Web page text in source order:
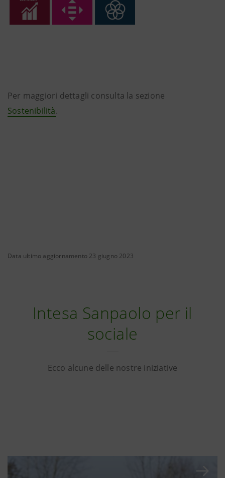
Per maggiori dettagli consulta la sezione
Sostenibilità.
Data ultimo aggiornamento 23 giugno 2023
Intesa Sanpaolo per il
sociale
Ecco alcune delle nostre iniziative